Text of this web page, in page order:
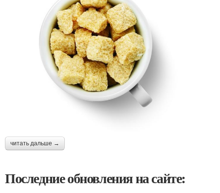
читать дальше →
Последние обновления на сайте: